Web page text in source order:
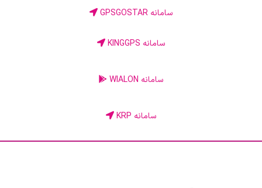
سامانه GPSGOSTAR
سامانه KINGGPS
سامانه WIALON
سامانه KRP